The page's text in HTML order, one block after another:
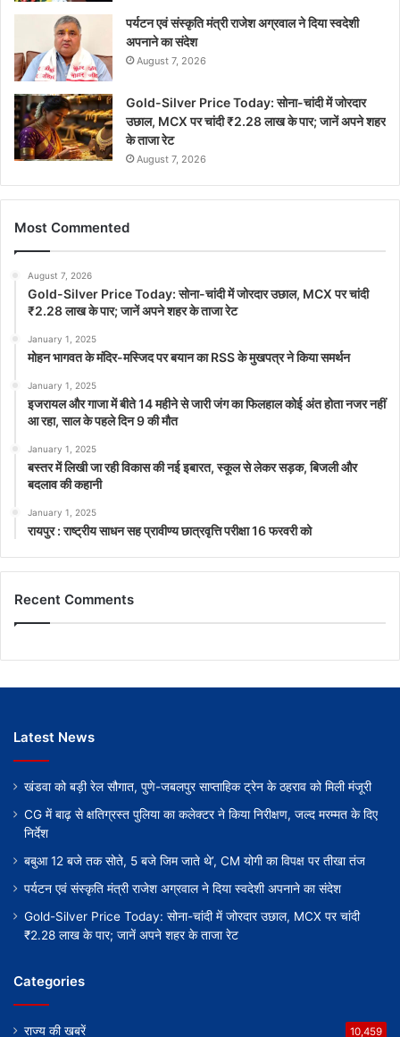
पर्यटन एवं संस्कृति मंत्री राजेश अग्रवाल ने दिया स्वदेशी
अपनाने का संदेश
August 7, 2026
Gold-Silver Price Today: सोना-चांदी में जोरदार
उछाल, MCX पर चांदी ₹2.28 लाख के पार; जानें अपने शहर
के ताजा रेट
August 7, 2026
Most Commented
August 7, 2026
Gold-Silver Price Today: सोना-चांदी में जोरदार उछाल, MCX पर चांदी
₹2.28 लाख के पार; जानें अपने शहर के ताजा रेट
January 1, 2025
मोहन भागवत के मंदिर-मस्जिद पर बयान का RSS के मुखपत्र ने किया समर्थन
January 1, 2025
इजरायल और गाजा में बीते 14 महीने से जारी जंग का फिलहाल कोई अंत होता नजर नहीं
आ रहा, साल के पहले दिन 9 की मौत
January 1, 2025
बस्तर में लिखी जा रही विकास की नई इबारत, स्कूल से लेकर सड़क, बिजली और
बदलाव की कहानी
January 1, 2025
रायपुर : राष्ट्रीय साधन सह प्रावीण्य छात्रवृत्ति परीक्षा 16 फरवरी को
Recent Comments
Latest News
खंडवा को बड़ी रेल सौगात, पुणे-जबलपुर साप्ताहिक ट्रेन के ठहराव को मिली मंजूरी
CG में बाढ़ से क्षतिग्रस्त पुलिया का कलेक्टर ने किया निरीक्षण, जल्द मरम्मत के दिए
निर्देश
बबुआ 12 बजे तक सोते, 5 बजे जिम जाते थे’, CM योगी का विपक्ष पर तीखा तंज
पर्यटन एवं संस्कृति मंत्री राजेश अग्रवाल ने दिया स्वदेशी अपनाने का संदेश
Gold-Silver Price Today: सोना-चांदी में जोरदार उछाल, MCX पर चांदी
₹2.28 लाख के पार; जानें अपने शहर के ताजा रेट
Categories
राज्य की खबरें 10,459